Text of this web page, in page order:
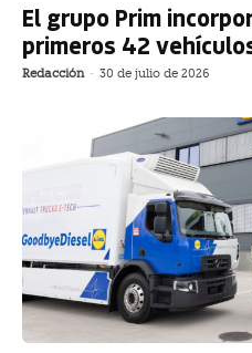
El grupo Prim
primeros 42
Redacción - 30 de julio de 2026